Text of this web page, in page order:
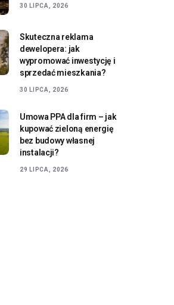
30 LIPCA, 2026
Skuteczna reklama
dewelopera: jak
wypromować inwestycję i
sprzedać mieszkania?
30 LIPCA, 2026
Umowa PPA dla firm – jak
kupować zieloną energię
bez budowy własnej
instalacji?
29 LIPCA, 2026